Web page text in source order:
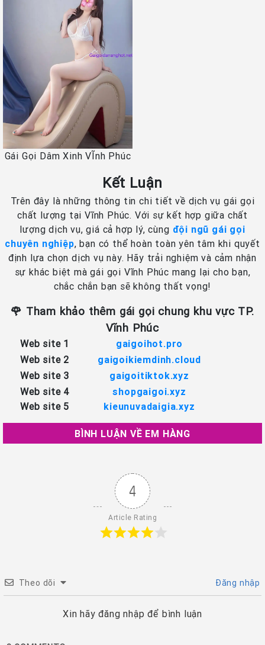
Gái Gọi Dâm Xinh VĨnh Phúc
Kết Luận
Trên đây là những thông tin chi tiết về dịch vụ gái gọi
chất lượng tại Vĩnh Phúc. Với sự kết hợp giữa chất
lượng dịch vụ, giá cả hợp lý, cùng đội ngũ gái gọi
chuyên nghiệp, bạn có thể hoàn toàn yên tâm khi quyết
định lựa chọn dịch vụ này. Hãy trải nghiệm và cảm nhận
sự khác biệt mà gái gọi Vĩnh Phúc mang lại cho bạn,
chắc chắn bạn sẽ không thất vọng!
🌹 Tham khảo thêm gái gọi chung khu vực TP.
Vĩnh Phúc
Web site 1
gaigoihot.pro
Web site 2
gaigoikiemdinh.cloud
Web site 3
gaigoitiktok.xyz
Web site 4
shopgaigoi.xyz
Web site 5
kieunuvadaigia.xyz
BÌNH LUẬN VỀ EM HÀNG
4
Article Rating
Theo dõi Đăng nhập
Xin hãy đăng nhập để bình luận